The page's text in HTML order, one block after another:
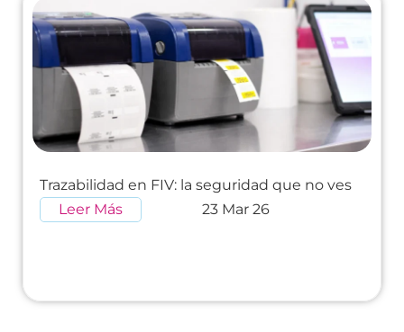
Trazabilidad en FIV: la seguridad que no ves
Leer Más
23 Mar 26